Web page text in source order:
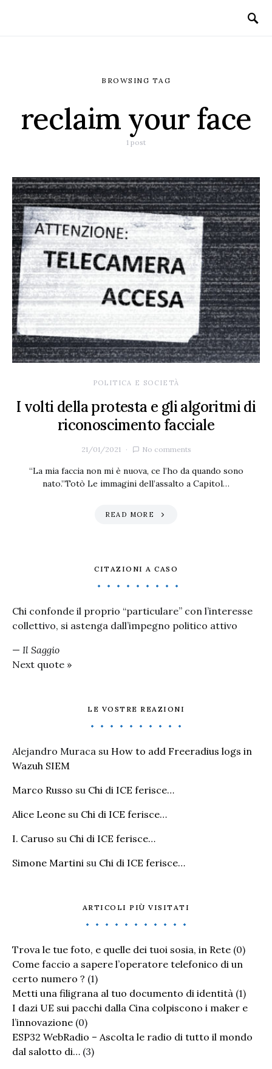
BROWSING TAG
reclaim your face
1 post
POLITICA E SOCIETÀ
I volti della protesta e gli algoritmi di
riconoscimento facciale
21/01/2021 No comments
“La mia faccia non mi è nuova, ce l’ho da quando sono
nato.”Totò Le immagini dell’assalto a Capitol…
READ MORE
CITAZIONI A CASO
Chi confonde il proprio “particulare” con l’interesse
collettivo, si astenga dall’impegno politico attivo
— Il Saggio
Next quote »
LE VOSTRE REAZIONI
Alejandro Muraca su How to add Freeradius logs in
Wazuh SIEM
Marco Russo su Chi di ICE ferisce…
Alice Leone su Chi di ICE ferisce…
I. Caruso su Chi di ICE ferisce…
Simone Martini su Chi di ICE ferisce…
ARTICOLI PIÙ VISITATI
Trova le tue foto, e quelle dei tuoi sosia, in Rete (0)
Come faccio a sapere l’operatore telefonico di un
certo numero ? (1)
Metti una filigrana al tuo documento di identità (1)
I dazi UE sui pacchi dalla Cina colpiscono i maker e
l’innovazione (0)
ESP32 WebRadio – Ascolta le radio di tutto il mondo
dal salotto di… (3)